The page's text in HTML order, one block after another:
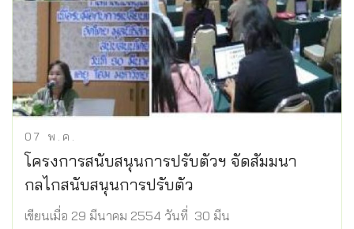
07 พ.ค.
โครงการสนับสนุนการปรับตัวฯ จัดสัมมนา
กลไกสนับสนุนการปรับตัว
เขียนเมื่อ 29 มีนาคม 2554 วันที่ 30 มีน